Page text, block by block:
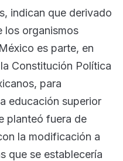
indican que derivado
los organismos
es parte, en
Constitución Política
para
educación superior
planteó fuera de
la modificación a
que se establecería